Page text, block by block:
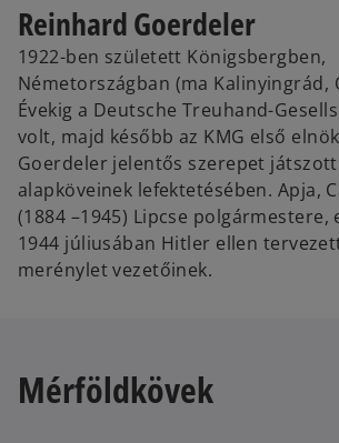
Reinhard Goerdeler
1922-ben született Königsbergben,
Németországban (ma Kalinyingrád,
Évekig a Deutsche Treuhand-
volt, majd később az KMG első
Goerdeler jelentős szerepet játszott
alapköveinek lefektetésében. Apja,
(1884 –1945) Lipcse polgármestere,
1944 júliusában Hitler ellen
merénylet vezetőinek.
Mérföldkövek